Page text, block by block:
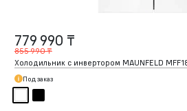
779 990 ₸
855 990 ₸
Холодильник с инвертором MAUNFELD
Под заказ